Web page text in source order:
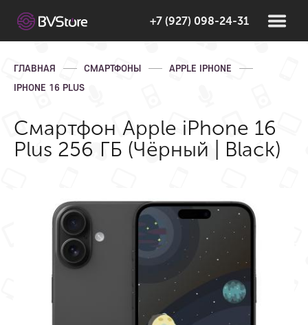
+7 (927) 098-24-31
ГЛАВНАЯ СМАРТФОНЫ
APPLE IPHONE
IPHONE 16 PLUS
Смартфон Apple iPhone 16
Plus 256 ГБ (Чёрный | Black)